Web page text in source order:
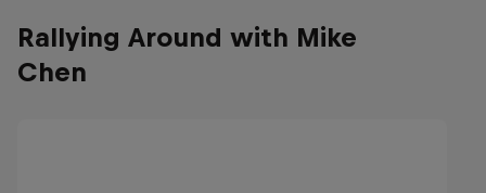
Rallying Around with Mike
Chen